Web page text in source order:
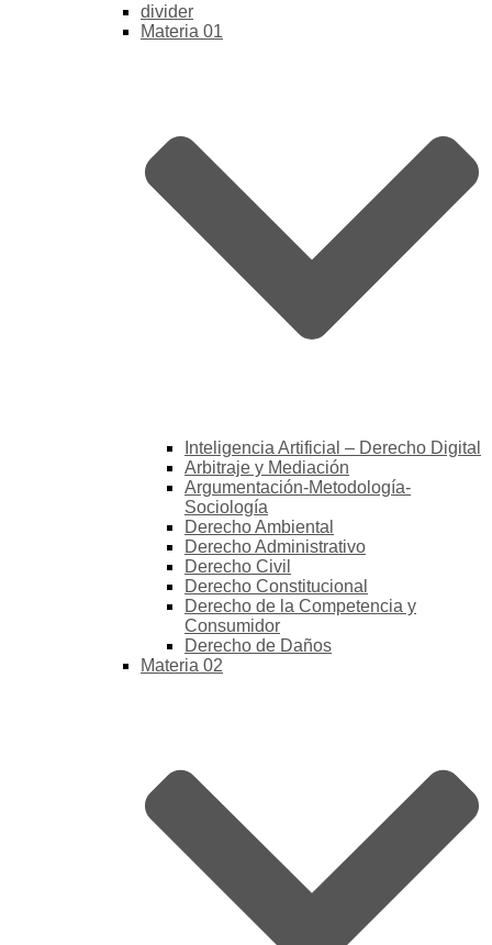
divider
Materia 01
Inteligencia Artificial – Derecho Digital
Arbitraje y Mediación
Argumentación-Metodología-
Sociología
Derecho Ambiental
Derecho Administrativo
Derecho Civil
Derecho Constitucional
Derecho de la Competencia y
Consumidor
Derecho de Daños
Materia 02